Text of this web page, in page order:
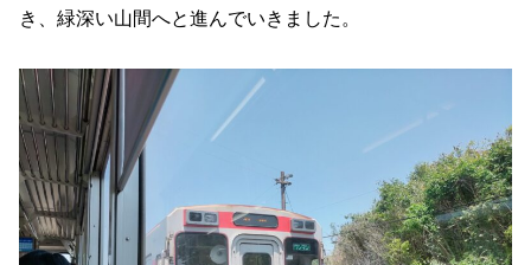
き、緑深い山間へと進んでいきました。